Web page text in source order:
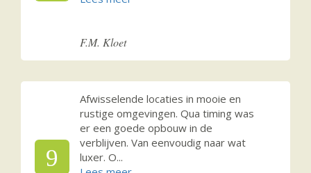
F.M. Kloet
9
Afwisselende locaties in mooie en
rustige omgevingen. Qua timing was
er een goede opbouw in de
verblijven. Van eenvoudig naar wat
luxer. O...